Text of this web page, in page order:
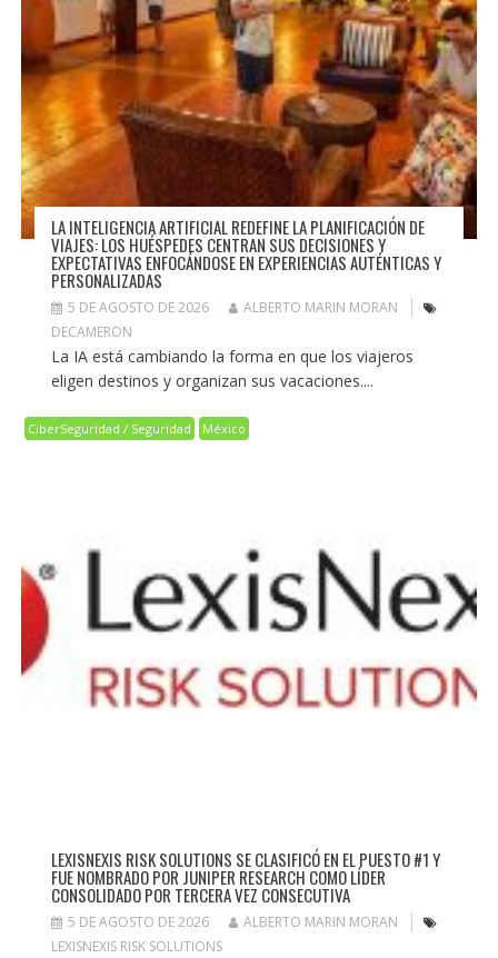
LA INTELIGENCIA ARTIFICIAL REDEFINE LA PLANIFICACIÓN DE
VIAJES: LOS HUÉSPEDES CENTRAN SUS DECISIONES Y
EXPECTATIVAS ENFOCÁNDOSE EN EXPERIENCIAS AUTÉNTICAS Y
PERSONALIZADAS
5 DE AGOSTO DE 2026
ALBERTO MARIN MORAN
DECAMERON
La IA está cambiando la forma en que los viajeros
eligen destinos y organizan sus vacaciones....
CiberSeguridad / Seguridad México
LEXISNEXIS RISK SOLUTIONS SE CLASIFICÓ EN EL PUESTO #1 Y
FUE NOMBRADO POR JUNIPER RESEARCH COMO LÍDER
CONSOLIDADO POR TERCERA VEZ CONSECUTIVA
5 DE AGOSTO DE 2026
ALBERTO MARIN MORAN
LEXISNEXIS RISK SOLUTIONS